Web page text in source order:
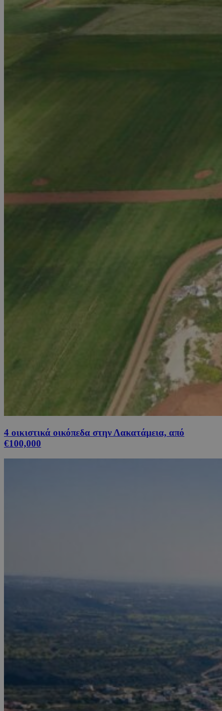
4 οικιστικά οικόπεδα στην Λακατάμεια, από
€100,000